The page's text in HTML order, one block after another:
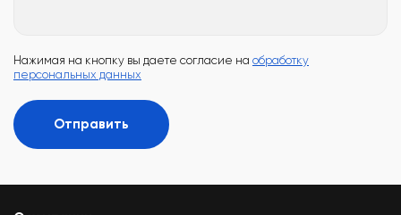
Нажимая на кнопку вы даете согласие на обработку
персональных данных
Отправить